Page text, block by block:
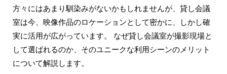
方々にはあまり馴染みがないかもしれませんが、貸し会議
室は今、映像作品のロケーションとして密かに、しかし確
実に活用が広がっています。 なぜ貸し会議室が撮影現場と
して選ばれるのか、そのユニークな利用シーンのメリット
について解説します。